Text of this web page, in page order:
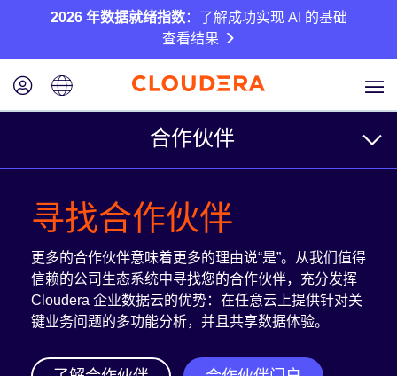
2026 年数据就绪指数：了解成功实现 AI 的基础
查看结果
合作伙伴
面向客户
参考架构
寻找合作伙伴
更多的合作伙伴意味着更多的理由说“是”。从我们值得
信赖的公司生态系统中寻找您的合作伙伴，充分发挥
Cloudera 企业数据云的优势：在任意云上提供针对关
键业务问题的多功能分析，并且共享数据体验。